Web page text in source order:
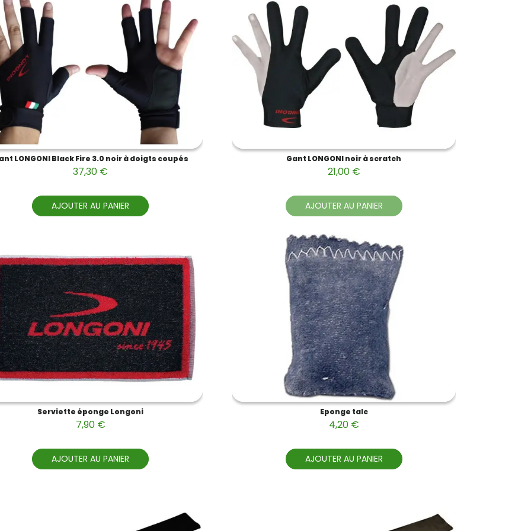
LONGONI Black Fire 3.0 noir à doigts coupés
37,30 €
AJOUTER AU PANIER
Gant LONGONI noir à scratch
21,00 €
AJOUTER AU PANIER
Serviette éponge Longoni
7,90 €
AJOUTER AU PANIER
Eponge talc
4,20 €
AJOUTER AU PANIER